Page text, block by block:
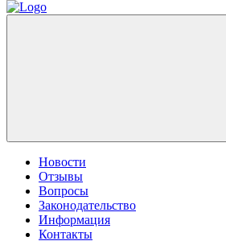
Новости
Отзывы
Вопросы
Законодательство
Информация
Контакты